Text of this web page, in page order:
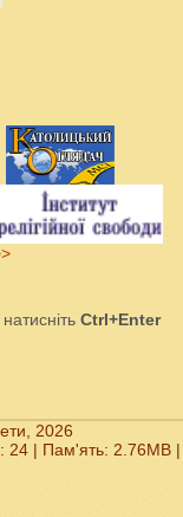
Ctrl+Enter
2026
24 | Пам'ять: 2.76MB|